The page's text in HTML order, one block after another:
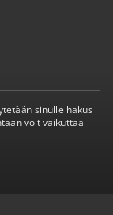
sinulle hakusi
voit vaikuttaa